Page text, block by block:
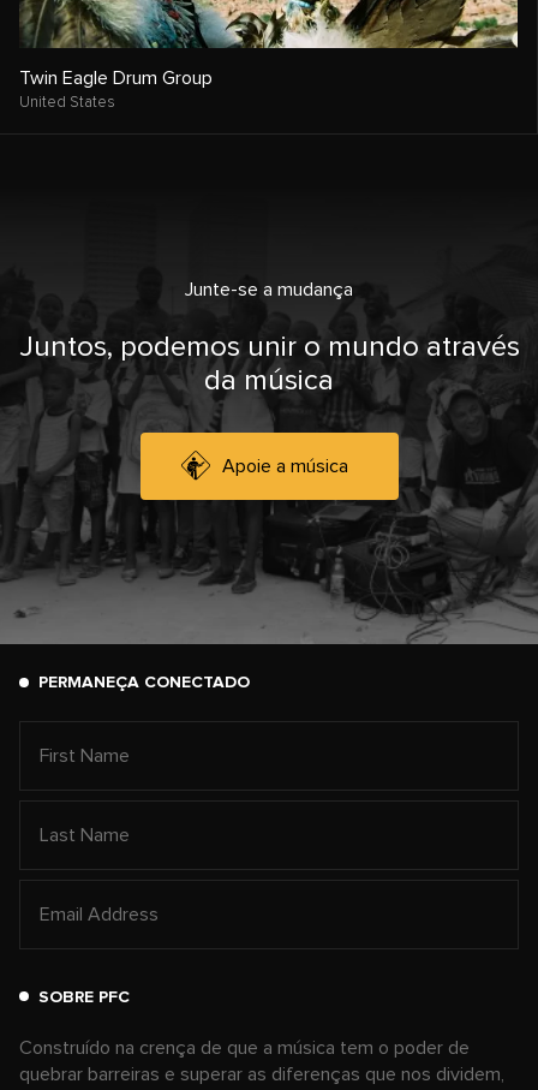
Twin Eagle Drum Group
United States
Junte-se a mudança
Juntos, podemos unir o mundo através
da música
Apoie a música
PERMANEÇA CONECTADO
SOBRE PFC
Construído na crença de que a música tem o poder de
quebrar barreiras e superar as diferenças que nos dividem,